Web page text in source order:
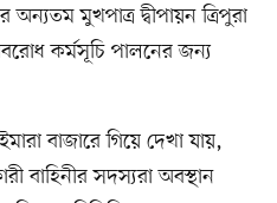
মুখপাত্র দ্বীপায়ন ত্রিপুরা
কর্মসূচি পালনের জন্য
বাজারে গিয়ে দেখা যায়,
বাহিনীর সদস্যরা অবস্থান